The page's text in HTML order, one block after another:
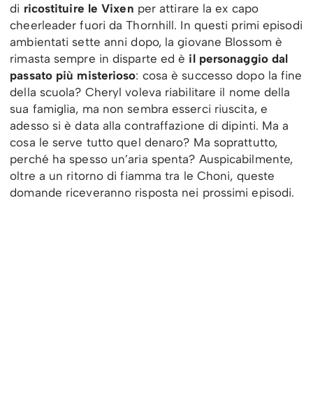
di ricostituire le Vixen per attirare la ex capo
cheerleader fuori da Thornhill. In questi primi episodi
ambientati sette anni dopo, la giovane Blossom è
rimasta sempre in disparte ed è il personaggio dal
passato più misterioso: cosa è successo dopo la fine
della scuola? Cheryl voleva riabilitare il nome della
sua famiglia, ma non sembra esserci riuscita, e
adesso si è data alla contraffazione di dipinti. Ma a
cosa le serve tutto quel denaro? Ma soprattutto,
perché ha spesso un’aria spenta? Auspicabilmente,
oltre a un ritorno di fiamma tra le Choni, queste
domande riceveranno risposta nei prossimi episodi.